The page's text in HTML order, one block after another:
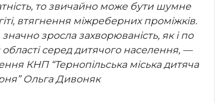
то звичайно може бути шумне
втягнення міжреберних проміжків.
зросла захворюваність, як і по
області серед дитячого населення, —
КНП “Тернопільська міська дитяча
Ольга Дивоняк